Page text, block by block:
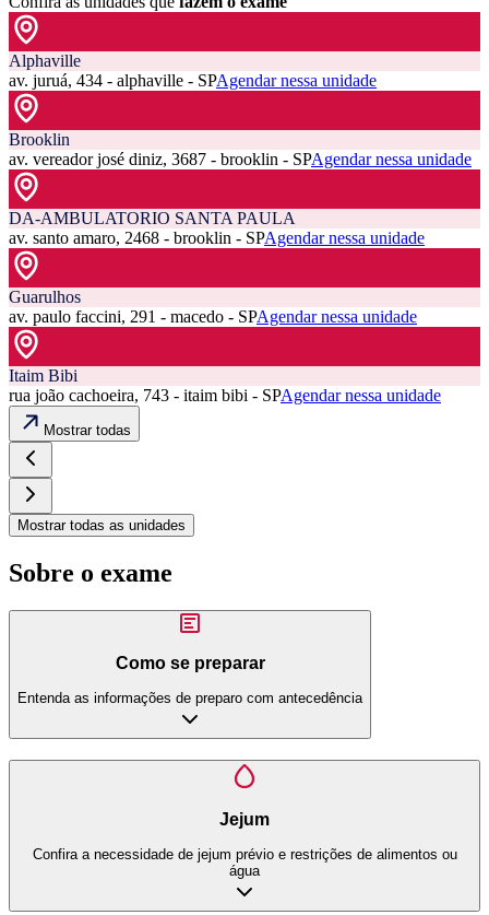
Alphaville
av. juruá, 434 - alphaville - SPAgendar nessa unidade
Brooklin
av. vereador josé diniz, 3687 - brooklin - SPAgendar nessa unidade
DA-AMBULATORIO SANTA PAULA
av. santo amaro, 2468 - brooklin - SPAgendar nessa unidade
Guarulhos
av. paulo faccini, 291 - macedo - SPAgendar nessa unidade
Itaim Bibi
rua joão cachoeira, 743 - itaim bibi - SPAgendar nessa unidade
Mostrar todas
Mostrar todas as unidades
Sobre o exame
Como se preparar
Entenda as informações de preparo com antecedência
Jejum
Confira a necessidade de jejum prévio e restrições de alimentos ou
água